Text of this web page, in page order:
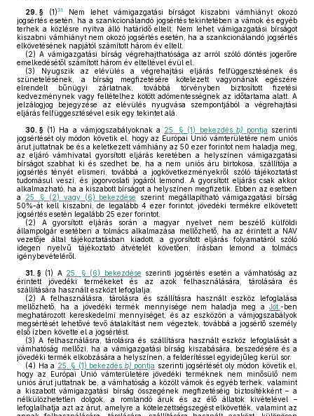
29. § (1)31
Nem lehet vámigazgatási bírságot kiszabni vámhiányt okozó
jogsértés esetén, ha a szankcionálandó jogsértés tekintetében a vámok és egyéb
terhek a közlésre nyitva álló határidő eltelt. Nem lehet vámigazgatási bírságot
kiszabni vámhiányt nem okozó jogsértés esetén, ha a szankcionálandó jogsértés
elkövetésének napjától számított három év eltelt.
(2) A vámigazgatási bírság végrehajthatósága az arról szóló döntés jogerőre
emelkedésétől számított három év elteltével évül el.
(3) Nyugszik az elévülés a végrehajtási eljárás felfüggesztésének és
szünetelésének, a bírság megfizetésére kötelezett vagyonának egészére
elrendelt bűnügyi zárlatnak, továbbá törvényben biztosított fizetési
kedvezménynek vagy feltételhez kötött adómentességnek az időtartama alatt. A
jelzálogjog bejegyzése az elévülés nyugvása szempontjából a végrehajtási
eljárás felfüggesztésével esik egy tekintet alá.
30. § (1) Ha a vámjogszabályoknak a 25. § (1) bekezdés b) pontja szerinti
jogsértését oly módon követik el, hogy az Európai Unió vámterületére nem uniós
árut juttatnak be és a keletkezett vámhiány az 50 ezer forintot nem haladja meg,
az eljáró vámhivatal gyorsított eljárás keretében a helyszínen vámigazgatási
bírságot szabhat ki és szedhet be, ha a nem uniós áru birtokosa, szállítója a
jogsértés tényét elismeri, továbbá a jogkövetkezményekről szóló tájékoztatást
tudomásul veszi, és jogorvoslati jogáról lemond. A gyorsított eljárás csak akkor
alkalmazható, ha a kiszabott bírságot a helyszínen megfizetik. Ebben az esetben
a
25. § (2) vagy (6) bekezdése
szerint megállapítható vámigazgatási bírság
50%-át kell kiszabni, de legalább 4 ezer forintot, jövedéki termékre elkövetett
jogsértés esetén legalább 25 ezer forintot.
(2) A gyorsított eljárás során a magyar nyelvet nem beszélő külföldi
állampolgár esetében a tolmács alkalmazása mellőzhető, ha az érintett a NAV
vezetője által tájékoztatásban kiadott, a gyorsított eljárás folyamatáról szóló
idegen nyelvű tájékoztató átvételét követően, írásban lemond a tolmács
igénybevételéről.
31. § (1) A 25. § (6) bekezdése szerinti jogsértés esetén a vámhatóság az
érintett jövedéki termékeket és az azok felhasználására, tárolására és
szállítására használt eszközt lefoglalja.
(2) A felhasználásra, tárolásra és szállításra használt eszköz lefoglalása
mellőzhető, ha a jövedéki termék mennyisége nem haladja meg a Jöt. -ben
meghatározott kereskedelmi mennyiséget, és az eszközön a vámjogszabályok
megsértését lehetővé tevő átalakítást nem végeztek, továbbá a jogsértő személy
első ízben követte el a jogsértést.
(3) A felhasználásra, tárolásra és szállításra használt eszköz lefoglalását a
vámhatóság mellőzi, ha a vámigazgatási bírság kiszabására, beszedésére és a
jövedéki termék elkobzására a helyszínen, a felderítéssel egyidejűleg kerül sor.
(4) Ha a 25. § (1) bekezdés b) pontja szerinti jogsértését oly módon követik el,
hogy az Európai Unió vámterületére jövedéki terméknek nem minősülő nem
uniós árut juttatnak be, a vámhatóság a közölt vámok és egyéb terhek, valamint
a kiszabott vámigazgatási bírság összegének megfizetéséig biztosítékként – a
nélkülözhetetlen dolgok, a romlandó áruk és az élő állatok kivételével –
lefoglalhatja azt az árut, amelyre a kötelezettségszegést elkövették, valamint az